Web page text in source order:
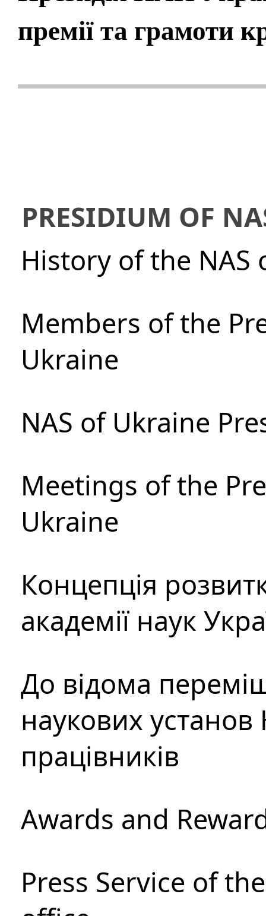
премії та грамоти
PRESIDIUM OF
History of the NAS
Members of the
Ukraine
NAS of Ukraine
Meetings of the
Ukraine
Концепція
академії наук
До відома
наукових установ
працівників
Awards and
Press Service of